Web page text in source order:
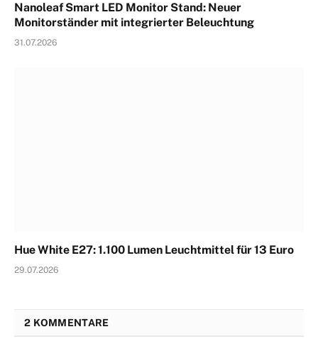
Nanoleaf Smart LED Monitor Stand: Neuer
Monitorständer mit integrierter Beleuchtung
31.07.2026
Hue White E27: 1.100 Lumen Leuchtmittel für 13 Euro
29.07.2026
2 KOMMENTARE